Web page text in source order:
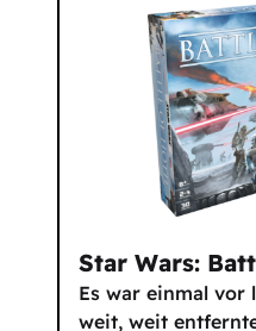
Star Wars:
Es war einmal
weit, weit